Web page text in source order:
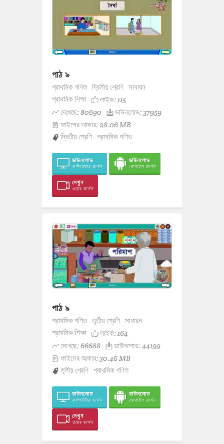
পাঠ ৯
প্রাথমিক গণিত দ্বিতীয় শ্রেণি সাধারন
প্রাথমিক শিক্ষা
লাইক:115
দেখেছে: 80690
ডাউনলোড: 37959
ফাইলের আকার: 28.06 MB
দ্বিতীয় শ্রেণি প্রাথমিক গণিত
ডাউনলোড
কম্পিউটার ভার্সন
ডাউনলোড
মোবাইল ভার্সন
দেখুন
ওয়েব ভার্সন
পাঠ ৯
প্রাথমিক গণিত তৃতীয় শ্রেণি সাধারন
প্রাথমিক শিক্ষা
লাইক:164
দেখেছে: 66688
ডাউনলোড: 44199
ফাইলের আকার: 30.46 MB
তৃতীয় শ্রেণি প্রাথমিক গণিত
ডাউনলোড
কম্পিউটার ভার্সন
ডাউনলোড
মোবাইল ভার্সন
দেখুন
ওয়েব ভার্সন